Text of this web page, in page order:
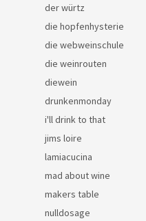
der würtz
die hopfenhysterie
die webweinschule
die weinrouten
diewein
drunkenmonday
i'll drink to that
jims loire
lamiacucina
mad about wine
makers table
nulldosage